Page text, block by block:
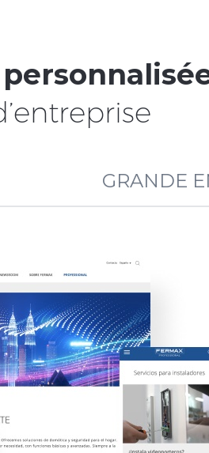
GRANDE